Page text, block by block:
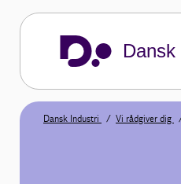
Dansk Industri Vi rådgiver dig